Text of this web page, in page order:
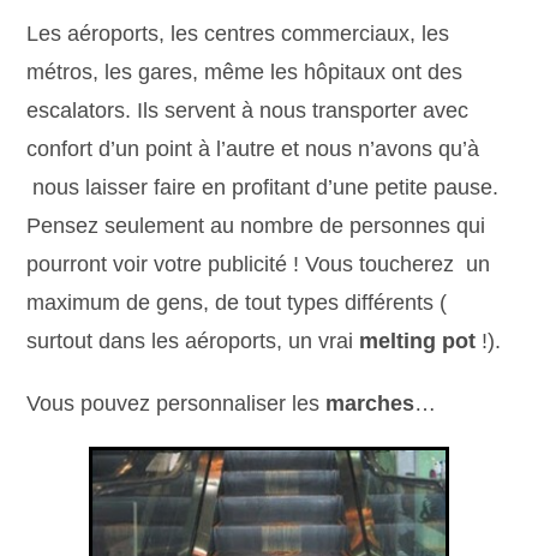
Les aéroports, les centres commerciaux, les
métros, les gares, même les hôpitaux ont des
escalators. Ils servent à nous transporter avec
confort d’un point à l’autre et nous n’avons qu’à
nous laisser faire en profitant d’une petite pause.
Pensez seulement au nombre de personnes qui
pourront voir votre publicité ! Vous toucherez un
maximum de gens, de tout types différents (
surtout dans les aéroports, un vrai melting pot !).
Vous pouvez personnaliser les marches…